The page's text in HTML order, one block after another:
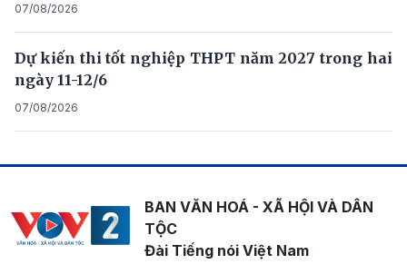
07/08/2026
Dự kiến thi tốt nghiệp THPT năm 2027 trong hai
ngày 11-12/6
07/08/2026
BAN VĂN HOÁ - XÃ HỘI VÀ DÂN
TỘC
Đài Tiếng nói Việt Nam